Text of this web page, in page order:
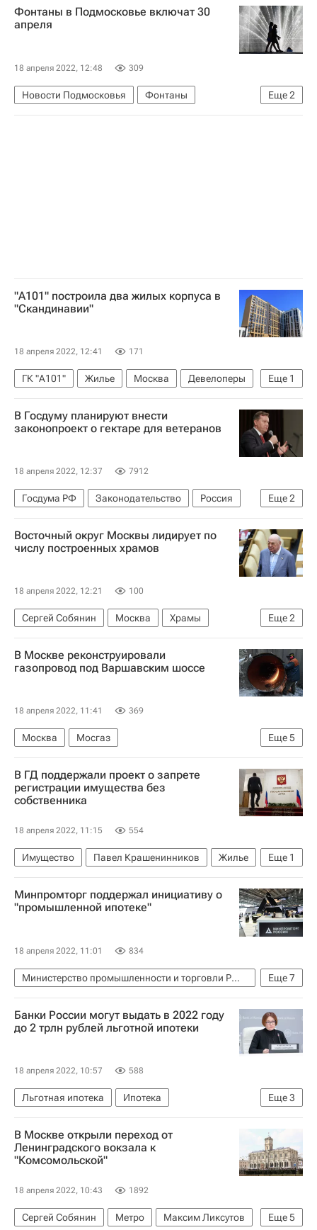
Фонтаны в Подмосковье включат 30
апреля
18 апреля 2022, 12:48 309
Еще2
Новости Подмосковья
Фонтаны
Московская область (Подмосковье)
"А101" построила два жилых корпуса в
"Скандинавии"
18 апреля 2022, 12:41 171
Еще 1
ГК "А101" Жилье Москва
Девелоперы
Строительство
В Госдуму планируют внести
законопроект о гектаре для ветеранов
18 апреля 2022, 12:37 7912
Еще2
Госдума РФ Законодательство
Россия
Земельные участки
Ветераны
Восточный округ Москвы лидирует по
числу построенных храмов
18 апреля 2022, 12:21 100
Еще2
Сергей Собянин Москва
Храмы
Строительство
Русская православная церковь
В Москве реконструировали
газопровод под Варшавским шоссе
18 апреля 2022, 11:41 369
Еще5
Москва
Мосгаз
Москва Сегодня: мегаполис для жизни
Городское хозяйство Москвы
Комплекс городского хозяйства Москвы
Реконструкция
ЖКХ
В ГД поддержали проект о запрете
регистрации имущества без
собственника
18 апреля 2022, 11:15 554
Еще 1
Имущество Павел Крашенинников
Жилье
Законодательство
Минпромторг поддержал инициативу о
"промышленной ипотеке"
18 апреля 2022, 11:01 834
Еще7
Министерство промышленности и торговли РФ (Минпромторг России)
Ипотека
Денис Мантуров
Россия
Московская область (Подмосковье)
Промышленная ипотека
Банки России могут выдать в 2022 году
до 2 трлн рублей льготной ипотеки
18 апреля 2022, 10:57 588
Еще3
Льготная ипотека
Ипотека
Центральный Банк РФ (ЦБ РФ)
Эльвира Набиуллина
Жилье
В Москве открыли переход от
Ленинградского вокзала к
"Комсомольской"
18 апреля 2022, 10:43 1892
Еще5
Сергей Собянин Метро
Максим Ликсутов